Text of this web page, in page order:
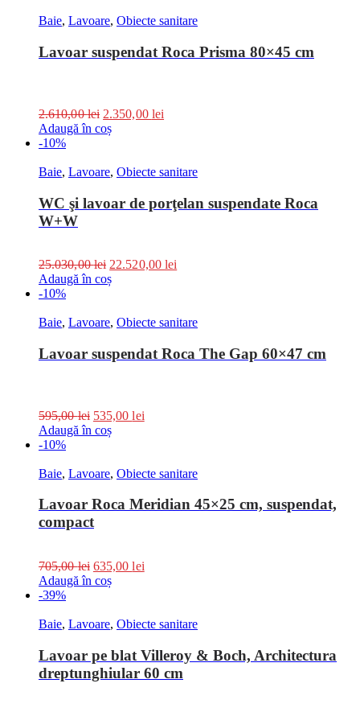
Baie, Lavoare, Obiecte sanitare
Lavoar suspendat Roca Prisma 80×45 cm
2.610,00lei 2.350,00 lei
Adaugă în coș
-10%
Baie, Lavoare, Obiecte sanitare
WC şi lavoar de porţelan suspendate Roca
W+W
25.030,00lei 22.520,00 lei
Adaugă în coș
-10%
Baie, Lavoare, Obiecte sanitare
Lavoar suspendat Roca The Gap 60×47 cm
595,00lei 535,00lei
Adaugă în coș
-10%
Baie, Lavoare, Obiecte sanitare
Lavoar Roca Meridian 45×25 cm, suspendat,
compact
705,00lei 635,00lei
Adaugă în coș
-39%
Baie, Lavoare, Obiecte sanitare
Lavoar pe blat Villeroy & Boch, Architectura
dreptunghiular 60 cm